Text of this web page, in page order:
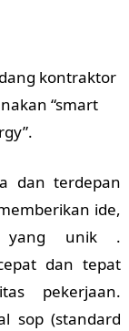
kontraktor
“smart
dan terdepan
ide,
yang unik .
dan tepat
pekerjaan.
sop (standard